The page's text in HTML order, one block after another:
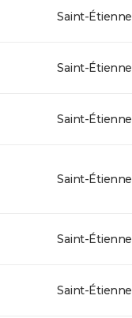
Saint-Étienne
Saint-Étienne
Saint-Étienne
Saint-Étienne
Saint-Étienne
Saint-Étienne